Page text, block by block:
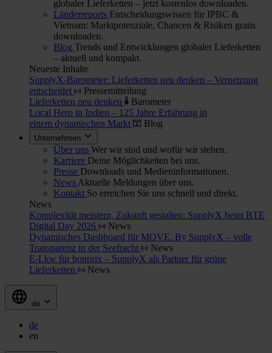
globaler Lieferketten – jetzt kostenlos downloaden.
Länderreports Entscheidungswissen für IPBC &
Vietnam: Marktpotenziale, Chancen & Risiken gratis
downloaden.
Blog Trends und Entwicklungen globaler Lieferketten
– aktuell und kompakt.
Neueste Inhalte
SupplyX-Barometer: Lieferketten neu denken – Vernetzung
entscheidet
Pressemitteilung
Lieferketten neu denken
Barometer
Local Hero in Indien – 125 Jahre Erfahrung in
einem dynamischen Markt
Blog
Unternehmen
Über uns Wer wir sind und wofür wir stehen.
Karriere Deine Möglichkeiten bei uns.
Presse Downloads und Medieninformationen.
News Aktuelle Meldungen über uns.
Kontakt So erreichen Sie uns schnell und direkt.
News
Komplexität meistern, Zukunft gestalten: SupplyX beim BTE
Digital Day 2026
News
Dynamisches Dashboard für MOVE. By SupplyX – volle
Transparenz in der Seefracht
News
E-Lkw für bonprix – SupplyX als Partner für grüne
Lieferketten
News
de
de
en